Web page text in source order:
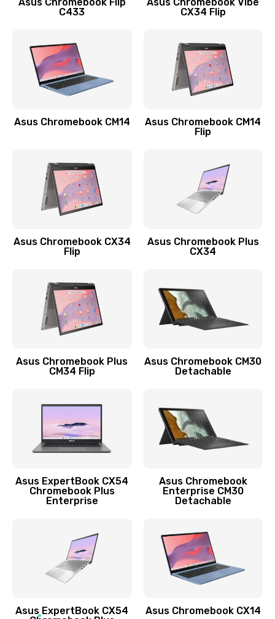
Замена разъема зарядки (питания)
390 руб.
Замена разъёма наушников (гарнитуры)
Замена кнопок громкости
Защита гидрогелевой пленкой
Замена аккумулятора
890 руб.
Заказать
C433
CX34 Flip
Asus Chromebook CM14
Asus Chromebook CM14
Flip
Asus Chromebook CX34
Flip
Asus Chromebook Plus
CX34
Asus Chromebook Plus
CM34 Flip
Asus Chromebook CM30
Detachable
Asus ExpertBook CX54
Chromebook Plus
Enterprise
Asus Chromebook
Enterprise CM30
Detachable
Asus ExpertBook CX54
Asus Chromebook CX14